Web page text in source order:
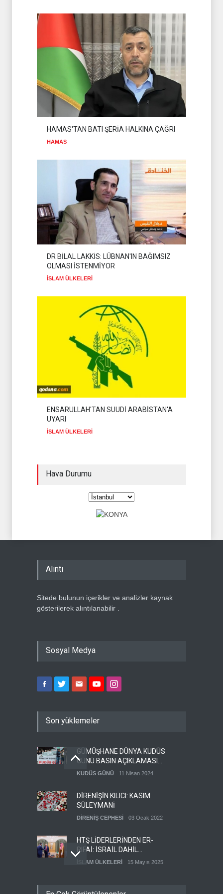
HAMAS'TAN BATI ŞERİA HALKINA ÇAĞRI
HAMAS
DR BİLAL LAKKİS: LÜBNAN'IN BAĞIMSIZ
OLMASI İSTENMİYOR
İSLAM ÜLKELERİ
ENSARULLAH'TAN SUUDİ ARABİSTAN'A
UYARI
İSLAM ÜLKELERİ
Hava Durumu
Alıntı
Sitede bulunun içerikler ve analizler kaynak
gösterilerek alıntılanabilir .
Sosyal Medya
Son yüklemeler
GÜMÜŞHANE DÜNYA KUDÜS
GÜNÜ BASIN AÇIKLAMASI
(VİDEO-FOTO)
KUDÜS GÜNÜ 11 Nisan 2024
DİRENİŞİN KILICI: KASIM
SÜLEYMANİ
DİRENİŞ CEPHESİ 03 Ocak 2022
HTŞ LİDERLERİNDEN ER-
RIFAİ: İSRAİL DAHİL
HERKESLE BARIŞ
İSLAM ÜLKELERİ 15 Mayıs 2025